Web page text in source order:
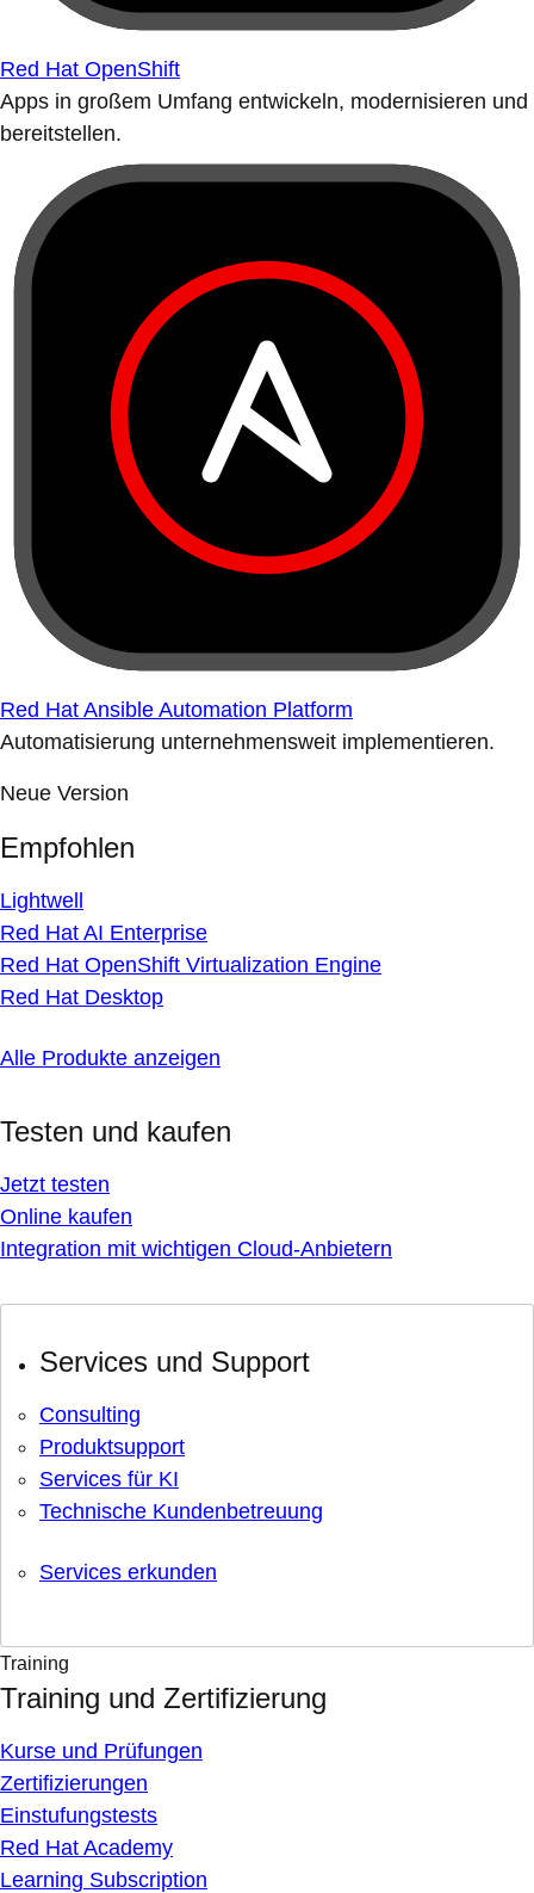
Red Hat OpenShift
Apps in großem Umfang entwickeln, modernisieren und
bereitstellen.
Red Hat Ansible Automation Platform
Automatisierung unternehmensweit implementieren.
Neue Version
Empfohlen
Lightwell
Red Hat AI Enterprise
Red Hat OpenShift Virtualization Engine
Red Hat Desktop
Alle Produkte anzeigen
Testen und kaufen
Jetzt testen
Online kaufen
Integration mit wichtigen Cloud-Anbietern
Services und Support
Consulting
Produktsupport
Services für KI
Technische Kundenbetreuung
Services erkunden
Training
Training und Zertifizierung
Kurse und Prüfungen
Zertifizierungen
Einstufungstests
Red Hat Academy
Learning Subscription